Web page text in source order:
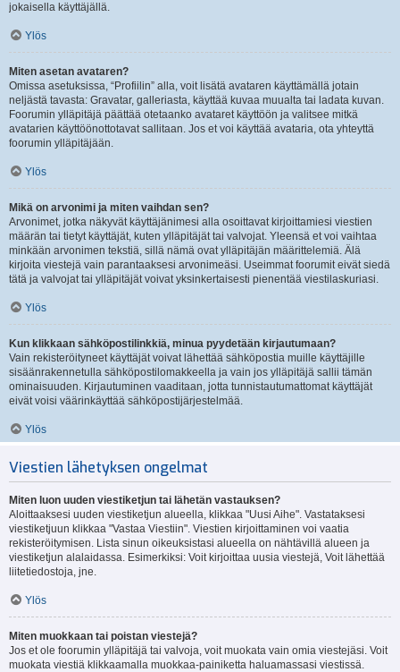
jokaisella käyttäjällä.
Ylös
Miten asetan avataren?
Omissa asetuksissa, “Profiilin” alla, voit lisätä avataren käyttämällä jotain
neljästä tavasta: Gravatar, galleriasta, käyttää kuvaa muualta tai ladata kuvan.
Foorumin ylläpitäjä päättää otetaanko avataret käyttöön ja valitsee mitkä
avatarien käyttöönottotavat sallitaan. Jos et voi käyttää avataria, ota yhteyttä
foorumin ylläpitäjään.
Ylös
Mikä on arvonimi ja miten vaihdan sen?
Arvonimet, jotka näkyvät käyttäjänimesi alla osoittavat kirjoittamiesi viestien
määrän tai tietyt käyttäjät, kuten ylläpitäjät tai valvojat. Yleensä et voi vaihtaa
minkään arvonimen tekstiä, sillä nämä ovat ylläpitäjän määrittelemiä. Älä
kirjoita viestejä vain parantaaksesi arvonimeäsi. Useimmat foorumit eivät siedä
tätä ja valvojat tai ylläpitäjät voivat yksinkertaisesti pienentää viestilaskuriasi.
Ylös
Kun klikkaan sähköpostilinkkiä, minua pyydetään kirjautumaan?
Vain rekisteröityneet käyttäjät voivat lähettää sähköpostia muille käyttäjille
sisäänrakennetulla sähköpostilomakkeella ja vain jos ylläpitäjä sallii tämän
ominaisuuden. Kirjautuminen vaaditaan, jotta tunnistautumattomat käyttäjät
eivät voisi väärinkäyttää sähköpostijärjestelmää.
Ylös
Viestien lähetyksen ongelmat
Miten luon uuden viestiketjun tai lähetän vastauksen?
Aloittaaksesi uuden viestiketjun alueella, klikkaa "Uusi Aihe". Vastataksesi
viestiketjuun klikkaa "Vastaa Viestiin". Viestien kirjoittaminen voi vaatia
rekisteröitymisen. Lista sinun oikeuksistasi alueella on nähtävillä alueen ja
viestiketjun alalaidassa. Esimerkiksi: Voit kirjoittaa uusia viestejä, Voit lähettää
liitetiedostoja, jne.
Ylös
Miten muokkaan tai poistan viestejä?
Jos et ole foorumin ylläpitäjä tai valvoja, voit muokata vain omia viestejäsi. Voit
muokata viestiä klikkaamalla muokkaa-painiketta haluamassasi viestissä.